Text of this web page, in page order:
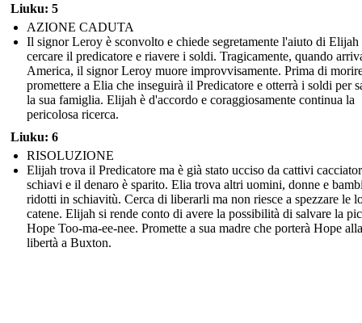
Liuku: 5
AZIONE CADUTA
Il signor Leroy è sconvolto e chiede segretamente l'aiuto di Elijah
cercare il predicatore e riavere i soldi. Tragicamente, quando
America, il signor Leroy muore improvvisamente. Prima di
promettere a Elia che inseguirà il Predicatore e otterrà i soldi per
la sua famiglia. Elijah è d'accordo e coraggiosamente continua la
pericolosa ricerca.
Liuku: 6
RISOLUZIONE
Elijah trova il Predicatore ma è già stato ucciso da cattivi
schiavi e il denaro è sparito. Elia trova altri uomini, donne e
ridotti in schiavitù. Cerca di liberarli ma non riesce a spezzare le
catene. Elijah si rende conto di avere la possibilità di salvare la
Hope Too-ma-ee-nee. Promette a sua madre che porterà Hope alla
libertà a Buxton.